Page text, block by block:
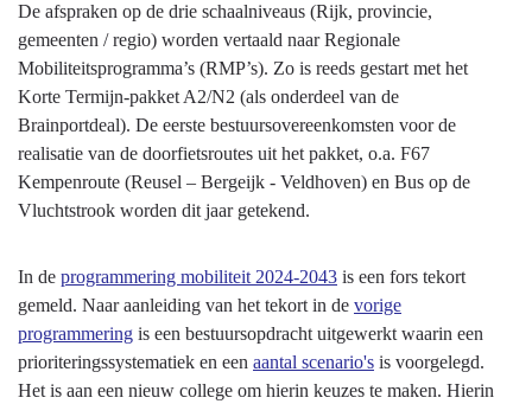
De afspraken op de drie schaalniveaus (Rijk, provincie,
gemeenten / regio) worden vertaald naar Regionale
Mobiliteitsprogramma’s (RMP’s). Zo is reeds gestart met het
Korte Termijn-pakket A2/N2 (als onderdeel van de
Brainportdeal). De eerste bestuursovereenkomsten voor de
realisatie van de doorfietsroutes uit het pakket, o.a. F67
Kempenroute (Reusel – Bergeijk - Veldhoven) en Bus op de
Vluchtstrook worden dit jaar getekend.
In de programmering mobiliteit 2024-2043 is een fors tekort
gemeld. Naar aanleiding van het tekort in de vorige
programmering is een bestuursopdracht uitgewerkt waarin een
prioriteringssystematiek en een aantal scenario's is voorgelegd.
Het is aan een nieuw college om hierin keuzes te maken. Hierin